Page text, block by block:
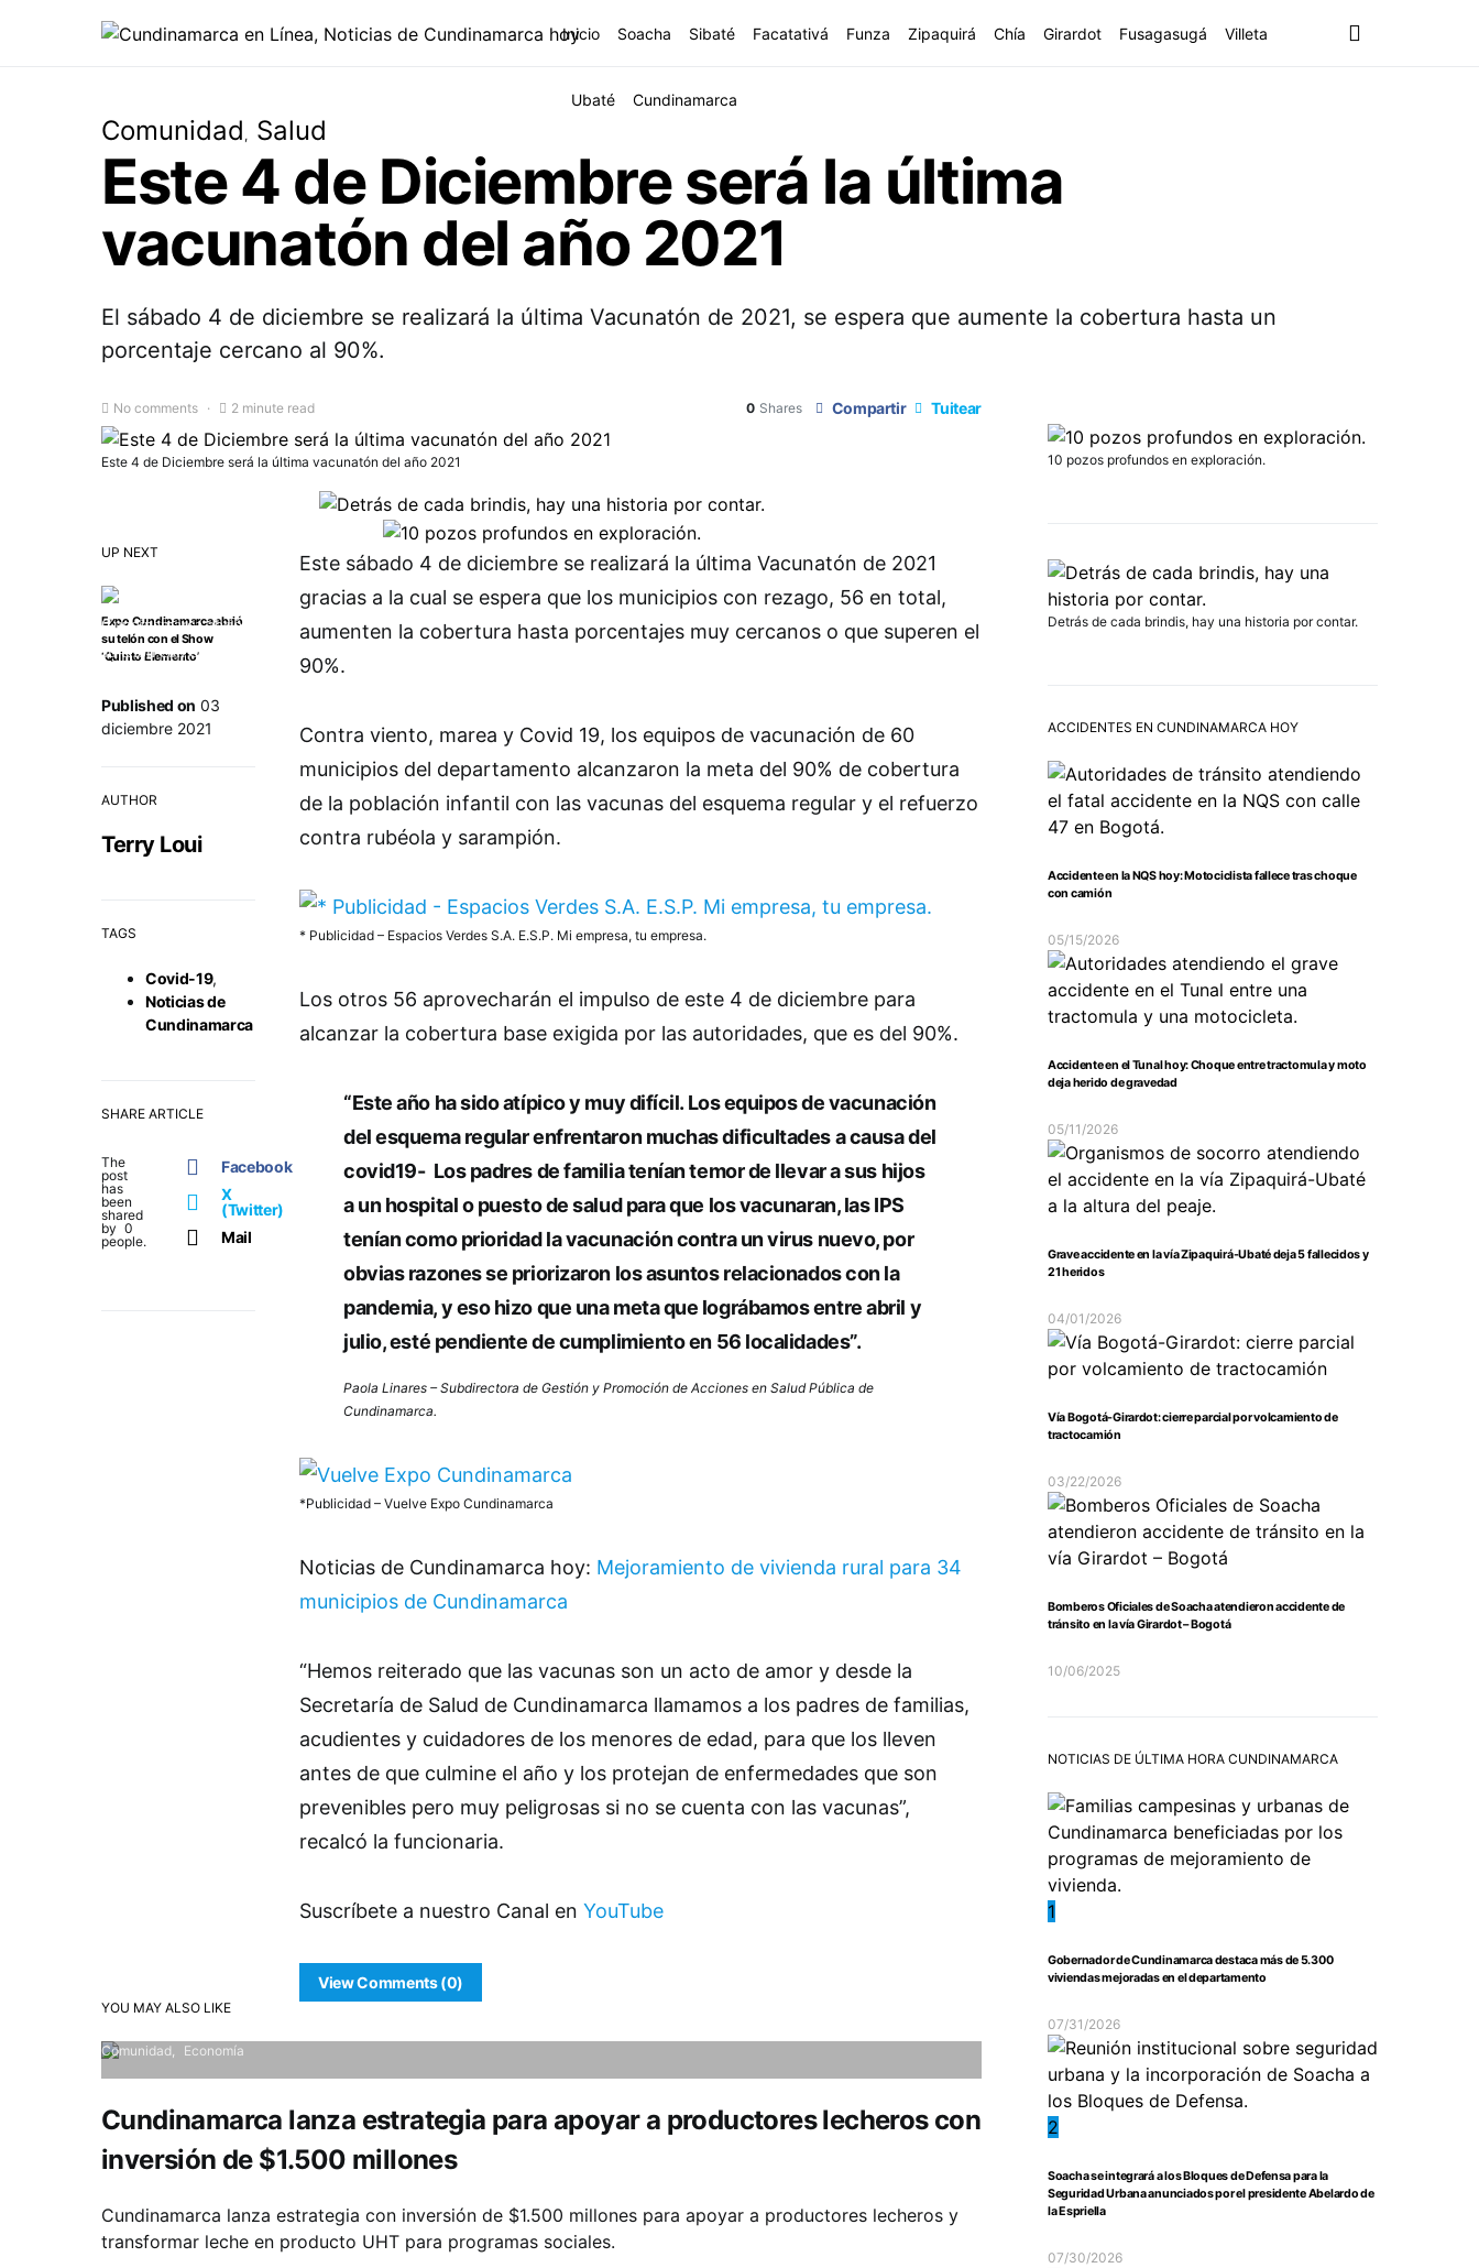
Inicio Soacha Sibaté Facatativá Funza Zipaquirá Chía Girardot Fusagasugá Villeta
Ubaté Cundinamarca
Comunidad Salud
Este 4 de Diciembre será la última
vacunatón del año 2021
El sábado 4 de diciembre se realizará la última Vacunatón de 2021, se espera que aumente la cobertura hasta un
porcentaje cercano al 90%.
No comments 2 minute read 0 Shares Compartir Tuitear
Este 4 de Diciembre será la última vacunatón del año 2021
UP NEXT
Expo Cundinamarca abrió
su telón con el Show
‘Quinto Elemento’
Published on 03
diciembre 2021
AUTHOR
Terry Loui
TAGS
Covid-19,
Noticias de
Cundinamarca
SHARE ARTICLE
The
post
has
been
shared
by 0
people.
Facebook
X
(Twitter)
Mail
Este sábado 4 de diciembre se realizará la última Vacunatón de 2021
gracias a la cual se espera que los municipios con rezago, 56 en total,
aumenten la cobertura hasta porcentajes muy cercanos o que superen el
90%.
Contra viento, marea y Covid 19, los equipos de vacunación de 60
municipios del departamento alcanzaron la meta del 90% de cobertura
de la población infantil con las vacunas del esquema regular y el refuerzo
contra rubéola y sarampión.
* Publicidad – Espacios Verdes S.A. E.S.P. Mi empresa, tu empresa.
Los otros 56 aprovecharán el impulso de este 4 de diciembre para
alcanzar la cobertura base exigida por las autoridades, que es del 90%.
“Este año ha sido atípico y muy difícil. Los equipos de vacunación
del esquema regular enfrentaron muchas dificultades a causa del
covid19- Los padres de familia tenían temor de llevar a sus hijos
a un hospital o puesto de salud para que los vacunaran, las IPS
tenían como prioridad la vacunación contra un virus nuevo, por
obvias razones se priorizaron los asuntos relacionados con la
pandemia, y eso hizo que una meta que lográbamos entre abril y
julio, esté pendiente de cumplimiento en 56 localidades”.
Paola Linares – Subdirectora de Gestión y Promoción de Acciones en Salud Pública de
Cundinamarca.
*Publicidad – Vuelve Expo Cundinamarca
Noticias de Cundinamarca hoy: Mejoramiento de vivienda rural para 34
municipios de Cundinamarca
“Hemos reiterado que las vacunas son un acto de amor y desde la
Secretaría de Salud de Cundinamarca llamamos a los padres de familias,
acudientes y cuidadores de los menores de edad, para que los lleven
antes de que culmine el año y los protejan de enfermedades que son
prevenibles pero muy peligrosas si no se cuenta con las vacunas”,
recalcó la funcionaria.
Suscríbete a nuestro Canal en YouTube
View Comments (0)
YOU MAY ALSO LIKE
Comunidad Economía
Cundinamarca lanza estrategia para apoyar a productores lecheros con
inversión de $1.500 millones
Cundinamarca lanza estrategia con inversión de $1.500 millones para apoyar a productores lecheros y
transformar leche en producto UHT para programas sociales.
10 pozos profundos en exploración.
Detrás de cada brindis, hay una historia por contar.
ACCIDENTES EN CUNDINAMARCA HOY
Accidente en la NQS hoy: Motociclista fallece tras choque
con camión
05/15/2026
Accidente en el Tunal hoy: Choque entre tractomula y moto
deja herido de gravedad
05/11/2026
Grave accidente en la vía Zipaquirá-Ubaté deja 5 fallecidos y
21 heridos
04/01/2026
Vía Bogotá-Girardot: cierre parcial por volcamiento de
tractocamión
03/22/2026
Bomberos Oficiales de Soacha atendieron accidente de
tránsito en la vía Girardot – Bogotá
10/06/2025
NOTICIAS DE ÚLTIMA HORA CUNDINAMARCA
1
Gobernador de Cundinamarca destaca más de 5.300
viviendas mejoradas en el departamento
07/31/2026
2
Soacha se integrará a los Bloques de Defensa para la
Seguridad Urbana anunciados por el presidente Abelardo de
la Espriella
07/30/2026